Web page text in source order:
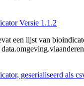
Versie 1.1.2
een lijst van
geserialiseerd als